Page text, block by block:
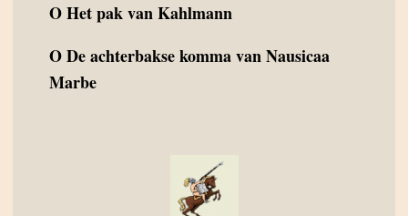
OHet pak van Kahlmann
ODe achterbakse komma van Nausicaa
Marbe